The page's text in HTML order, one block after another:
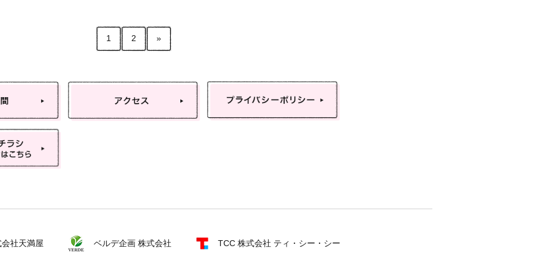
1 2 »
社天満屋 ベルデ企画 株式会社 TCC 株式会社 ティ・シー・シー